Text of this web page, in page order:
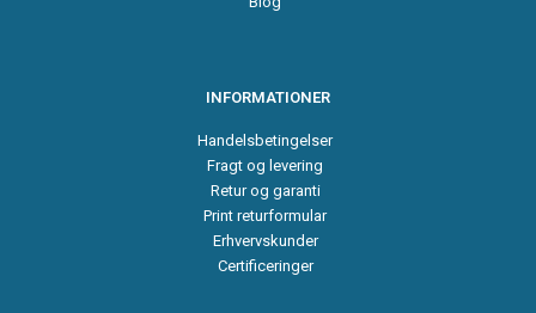
INFORMATIONER
Handelsbetingelser
Fragt og levering
Retur og garanti
Print returformular
Erhvervskunder
Certificeringer